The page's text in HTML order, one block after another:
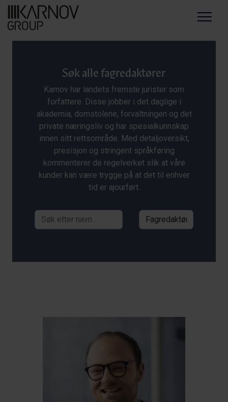
Menu
Søk alle fagredaktører
Karnov har landets fremste jurister som
forfattere. Disse jobber i det daglige i
akademia, domstolene, forvaltningen og det
private næringsliv og har spesialkunnskap
innen sitt rettsområde. Med detaljoversikt,
presisjon og stringent språkføring
kommenterer de regelverket slik at våre
kunder kan være trygge på at det til enhver
tid er ajourført.